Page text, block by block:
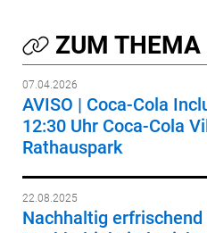
ZUM THEMA
07.04.2026
AVISO | Coca-Cola
12:30 Uhr Coca-Cola
Rathauspark
22.08.2025
Nachhaltig